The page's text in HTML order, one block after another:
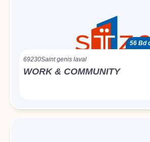
56 Bd
69230Saint genis laval
WORK & COMMUNITY